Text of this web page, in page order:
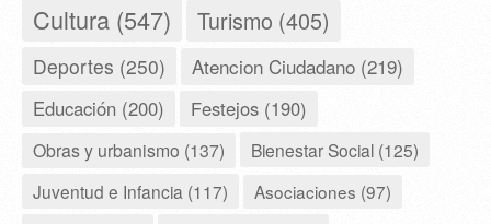
Cultura (547) Turismo (405)
Deportes (250) Atencion Ciudadano (219)
Educación (200) Festejos (190)
Obras y urbanismo (137)
Bienestar Social (125)
Juventud e Infancia (117)
Asociaciones (97)